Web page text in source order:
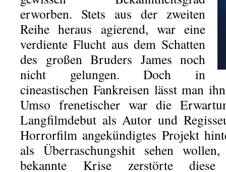
erworben. Stets aus der zweiten
Reihe heraus agierend, war eine
verdiente Flucht aus dem Schatten
des großen Bruders James noch
nicht gelungen. Doch in
cineastischen Fankreisen lässt man
Umso frenetischer war die
Langfilmdebut als Autor und
Horrorfilm angekündigtes Projekt
als Überraschungshit sehen
bekannte Krise zerstörte diese